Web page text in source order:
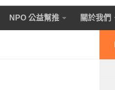
NPO 公益幫推 關於我們